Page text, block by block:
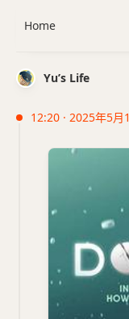
Yu’s Life
12:20 · 2025年5月
Home